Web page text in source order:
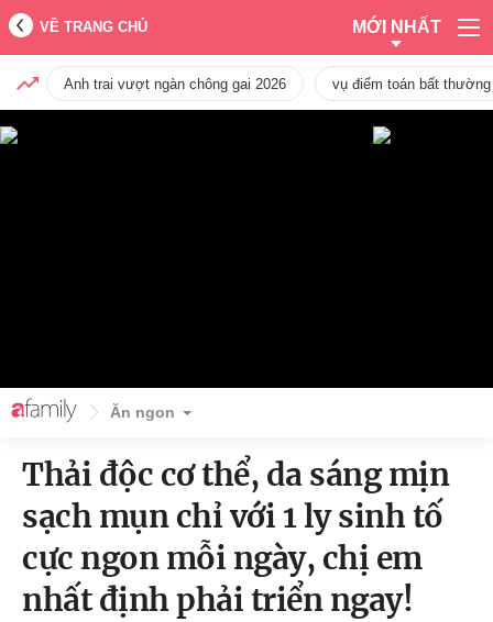
VỀ TRANG CHỦ MỚI NHẤT
Anh trai vượt ngàn chông gai 2026 vụ điểm toán bất
Ăn ngon
Thải độc cơ thể, da sáng mịn
sạch mụn chỉ với 1 ly sinh tố
cực ngon mỗi ngày, chị em
nhất định phải triển ngay!